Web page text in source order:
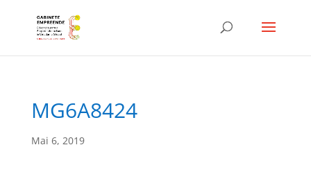
MG6A8424
Mai 6, 2019